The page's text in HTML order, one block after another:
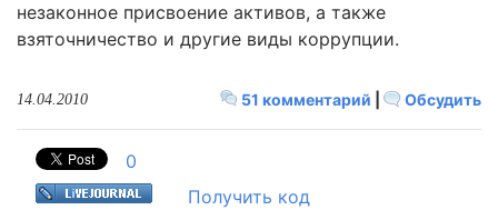
незаконное присвоение активов, а также
взяточничество и другие виды коррупции.
51 комментарий Обсудить
14.04.2010
0
Получить код